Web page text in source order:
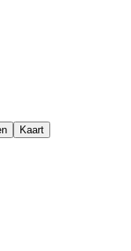
Kaart